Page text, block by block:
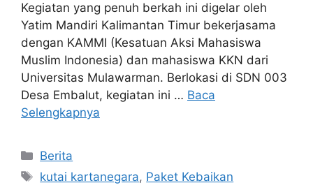
Kegiatan yang penuh berkah ini digelar oleh
Yatim Mandiri Kalimantan Timur bekerjasama
dengan KAMMI (Kesatuan Aksi Mahasiswa
Muslim Indonesia) dan mahasiswa KKN dari
Universitas Mulawarman. Berlokasi di SDN 003
Desa Embalut, kegiatan ini … Baca
Selengkapnya
Berita
kutai kartanegara, Paket Kebaikan